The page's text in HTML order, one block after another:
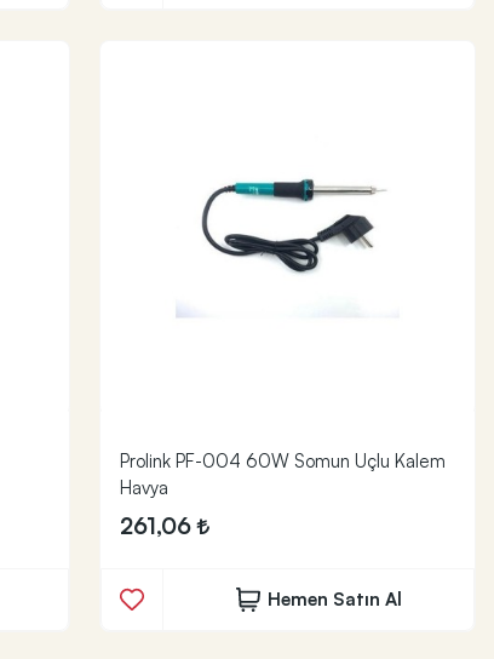
Prolink PF-004 60W Somun Uçlu Kalem
Havya
261,06
Hemen Satın Al